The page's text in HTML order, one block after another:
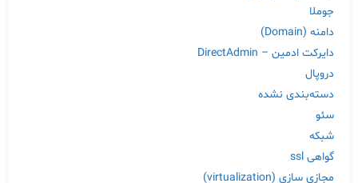
جوملا
دامنه (Domain)
دایرکت ادمین – DirectAdmin
دروپال
دسته‌بندی نشده
سئو
شبکه
گواهی ssl
مجازی سازی (virtualization)